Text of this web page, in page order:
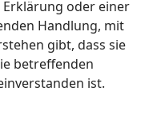
oder einer
Handlung, mit
gibt, dass sie
betreffenden
ist.